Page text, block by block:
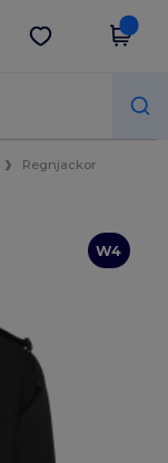
Hämta app
Regnjackor
W4